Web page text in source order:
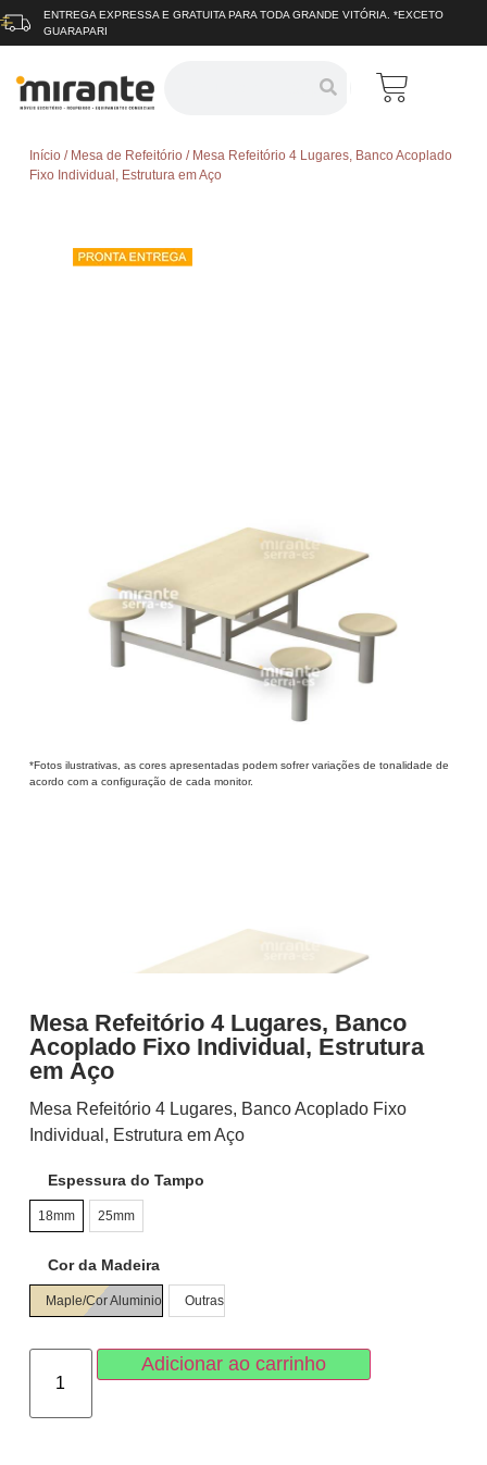
ENTREGA EXPRESSA E GRATUITA PARA TODA GRANDE VITÓRIA. *EXCETO
GUARAPARI
Início/ Mesa de Refeitório/ Mesa Refeitório 4 Lugares, Banco Acoplado
Fixo Individual, Estrutura em Aço
*Fotos ilustrativas, as cores apresentadas podem sofrer variações de tonalidade de
acordo com a configuração de cada monitor.
Mesa Refeitório 4 Lugares, Banco
Acoplado Fixo Individual, Estrutura
em Aço
Mesa Refeitório 4 Lugares, Banco Acoplado Fixo
Individual, Estrutura em Aço
Espessura do Tampo
18mm 25mm
Cor da Madeira
Maple/Cor Aluminio Outras
Adicionar ao carrinho